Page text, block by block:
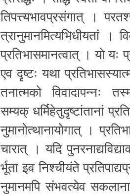
ति­प­त्त्य­भा­व­प्र­सं­गा­त् ।
त्रा­नु­मा­न­मि­त्य­भिधीयतां ।
प्र­ति­भा­स­मा­न­त्वा­त् । यो यः
एव दृष्टः यथा
त­ना­त्म­को वि­वा­दा­प­न्नः
सम्यक् धर्मिहेतुदृ­ष्टां­ता­नां
नु­मा­नो­त्था­ना­यो­गा­त् ।
चा­रा­त् । यदि पु­न­र­ना­द्य­वि
र्भू­ता इव नि­श्ची­यं­ते
नु­मा­न­म­पि सं­भ­व­त्ये­व